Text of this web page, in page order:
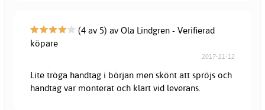
(4 av 5) av Ola Lindgren - Verifierad
köpare
2017-11-12
Lite tröga handtag i början men skönt att spröjs och
handtag var monterat och klart vid leverans.